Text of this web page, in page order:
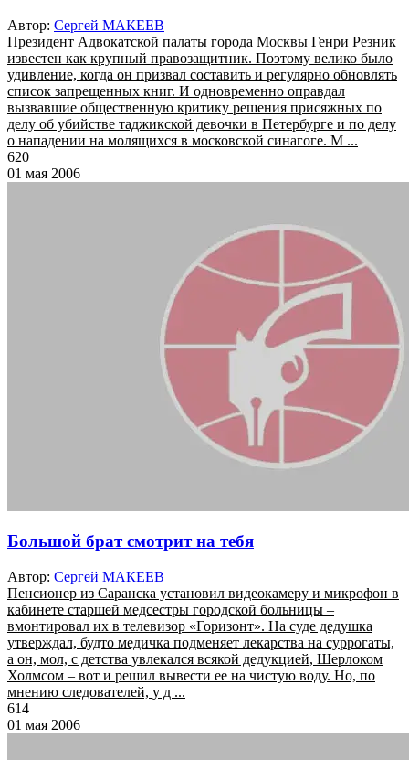
Автор: Сергей МАКЕЕВ
Президент Адвокатской палаты города Москвы Генри Резник
известен как крупный правозащитник. Поэтому велико было
удивление, когда он призвал составить и регулярно обновлять
список запрещенных книг. И одновременно оправдал
вызвавшие общественную критику решения присяжных по
делу об убийстве таджикской девочки в Петербурге и по делу
о нападении на молящихся в московской синагоге. М ...
620
01 мая 2006
Большой брат смотрит на тебя
Автор: Сергей МАКЕЕВ
Пенсионер из Саранска установил видеокамеру и микрофон в
кабинете старшей медсестры городской больницы –
вмонтировал их в телевизор «Горизонт». На суде дедушка
утверждал, будто медичка подменяет лекарства на суррогаты,
а он, мол, с детства увлекался всякой дедукцией, Шерлоком
Холмсом – вот и решил вывести ее на чистую воду. Но, по
мнению следователей, у д ...
614
01 мая 2006